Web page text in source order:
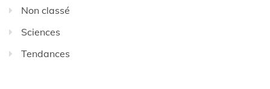
Non classé
Sciences
Tendances